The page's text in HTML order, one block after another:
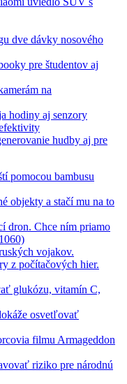
dve dávky nosového
pre študentov aj
na
hodiny aj senzory
hudby aj pre
pomocou bambusu
objekty a stačí mu na to
dron. Chce ním priamo
vojakov.
z počítačových hier.
glukózu, vitamín C,
osvetľovať
filmu Armageddon
riziko pre národnú